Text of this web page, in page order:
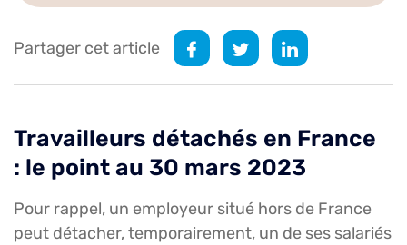
Partager cet article
Travailleurs détachés en France
: le point au 30 mars 2023
Pour rappel, un employeur situé hors de France
peut détacher, temporairement, un de ses salariés